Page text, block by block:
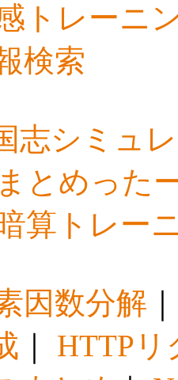
トレーニ
検索
志シミュ
まとめった
算トレー
因数分解
HTTP